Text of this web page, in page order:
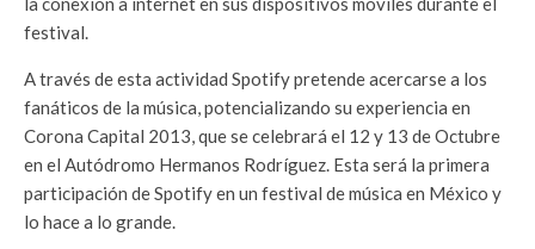
festival.
A través de esta actividad Spotify pretende acercarse a los
fanáticos de la música, potencializando su experiencia en
Corona Capital 2013, que se celebrará el 12 y 13 de Octubre
en el Autódromo Hermanos Rodríguez. Esta será la primera
participación de Spotify en un festival de música en México y
lo hace a lo grande.